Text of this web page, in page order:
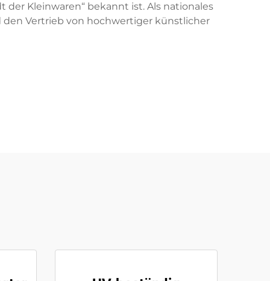
der Kleinwaren“ bekannt ist. Als nationales
Vertrieb von hochwertiger künstlicher